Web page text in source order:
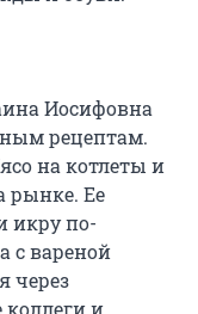
Иосифовна
рецептам.
на котлеты и
рынке. Ее
икру по-
с вареной
через